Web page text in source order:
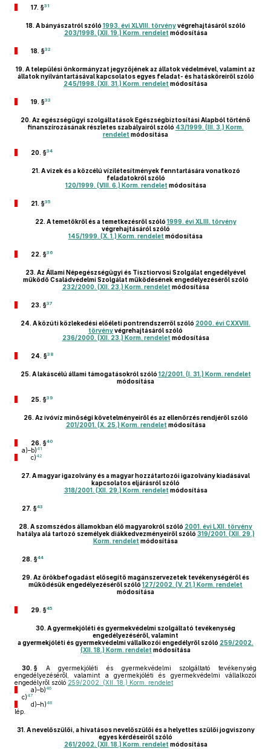
17. §31
18. A bányászatról szóló 1993. évi XLVIII. törvényvégrehajtásáról szóló
203/1998. (XII. 19.) Korm. rendelet módosítása
18. §32
19. A települési önkormányzat jegyzőjének az állatok védelmével, valamint az
állatok nyilvántartásával kapcsolatos egyes feladat- és hatásköreiről szóló
245/1998. (XII. 31.) Korm. rendelet módosítása
19. §33
20. Az egészségügyi szolgáltatások Egészségbiztosítási Alapból történő
finanszírozásának részletes szabályairól szóló 43/1999. (III. 3.) Korm.
rendelet módosítása
20. §34
21. A vizek és a közcélú vízilétesítmények fenntartására vonatkozó
feladatokról szóló
120/1999. (VIII. 6.) Korm. rendelet módosítása
21. §35
22. A temetőkről és a temetkezésről szóló 1999. évi XLIII. törvény
végrehajtásáról szóló
145/1999. (X. 1.) Korm. rendelet módosítása
22. §36
23. Az Állami Népegészségügyi és Tisztiorvosi Szolgálat engedélyével
működő Családvédelmi Szolgálat működésének engedélyezéséről szóló
232/2000. (XII. 23.) Korm. rendelet módosítása
23. §37
24. A közúti közlekedési előéleti pontrendszerről szóló 2000. évi CXXVIII.
törvényvégrehajtásáról szóló
236/2000. (XII. 23.) Korm. rendelet módosítása
24. §38
25. A lakáscélú állami támogatásokról szóló 12/2001. (I. 31.) Korm. rendelet
módosítása
25. §39
26. Az ivóvíz minőségi követelményeiről és az ellenőrzés rendjéről szóló
201/2001. (X. 25.) Korm. rendelet módosítása
26. §40
a)–b)41
c)42
27. A magyar igazolvány és a magyar hozzátartozói igazolvány kiadásával
kapcsolatos eljárásról szóló
318/2001. (XII. 29.) Korm. rendelet módosítása
27. §43
28. A szomszédos államokban élő magyarokról szóló 2001. évi LXII. törvény
hatálya alá tartozó személyek diákkedvezményeiről szóló 319/2001. (XII. 29.)
Korm. rendelet módosítása
28. §44
29. Az örökbefogadást elősegítő magánszervezetek tevékenységéről és
működésük engedélyezéséről szóló 127/2002. (V. 21.) Korm. rendelet
módosítása
29. §45
30. A gyermekjóléti és gyermekvédelmi szolgáltató tevékenység
engedélyezéséről, valamint
a gyermekjóléti és gyermekvédelmi vállalkozói engedélyről szóló 259/2002.
(XII. 18.) Korm. rendelet módosítása
30. § A gyermekjóléti és gyermekvédelmi szolgáltató tevékenység
engedélyezéséről, valamint a gyermekjóléti és gyermekvédelmi vállalkozói
engedélyről szóló 259/2002. (XII. 18.) Korm. rendelet
a)–b)46
c)47
d)–h)48
lép.
31. A nevelőszülői, a hivatásos nevelőszülői és a helyettes szülői jogviszony
egyes kérdéseiről szóló
261/2002. (XII. 18.) Korm. rendelet módosítása